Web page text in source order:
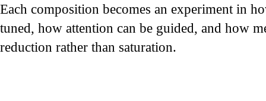
Each composition becomes an experiment in
tuned, how attention can be guided, and how
reduction rather than saturation.